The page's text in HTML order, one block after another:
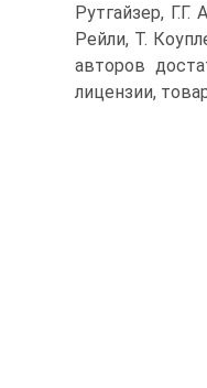
Рутгайзер,
Рейли, Т.
авторов
лицензии,